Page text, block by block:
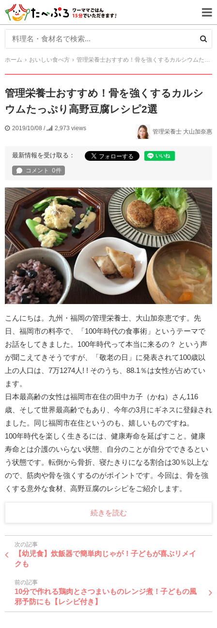
ホーム おいしい食べ方 管理栄養士おすすめ！骨を強くするカルシウムたっぷり高野豆腐レシピ2選
管理栄養士おすすめ！骨を強くするカルシ
ウムたっぷり高野豆腐レシピ2選
2019/10/08 / 2,973 views 管理栄養士 大山加奈惠
最新情報を受け取る：
こんにちは。九州・福岡の管理栄養士、大山加奈恵です。先
日、福岡市の料亭で、「100年時代の食事術」というテーマで
お話をしてきました。100年時代って本当に来るの？ という声
が聞こえてきそうですが、「敬老の日」に発表されて100歳以
上の人口は、7万1274人! ! そのうち、88.1％は女性が占めてい
ます。
日本最高齢の女性は福岡市在住の田中カ子（かね）さん116
歳、そして世界最高齢でもあり、今年の3月にギネスに登録され
ました。同じ福岡市在住というのも、嬉しいものですね。
100年時代を楽しく生きるには、健康寿命を延ばすこと。健康
寿命とは介護のいらない状態、自分のことが自分でできるとい
う状態です。転倒から骨折、寝たきりになる割合は30％以上な
ので、筋肉や骨を強くするのがポイントです。今回は、骨を強
くする意外な食材、高野豆腐のレシピをご紹介します。
続きを読む
次の記事
【幼児食】炊飯器で簡単肉じゃが！子どもが喜ぶリメイ
クも
前の記事
10分で作れる鶏肉とさつまいものレンジ煮！子どもの風
邪予防にも【レシピ付き】